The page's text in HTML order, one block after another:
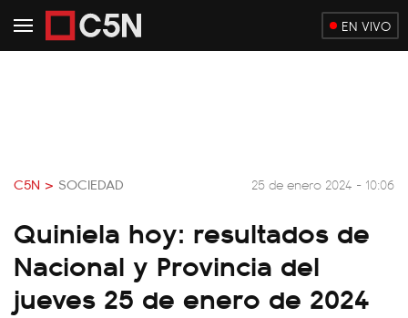
EN VIVO
C5N > SOCIEDAD 25 de enero 2024 - 10:06
Quiniela hoy: resultados de
Nacional y Provincia del
jueves 25 de enero de 2024